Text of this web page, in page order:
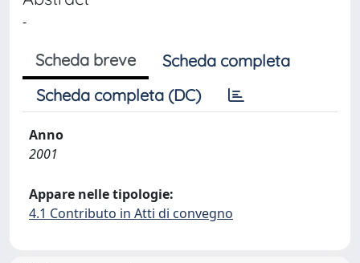
-
Scheda breve
Scheda completa
Scheda completa (DC)
Anno
2001
Appare nelle tipologie:
4.1 Contributo in Atti di convegno